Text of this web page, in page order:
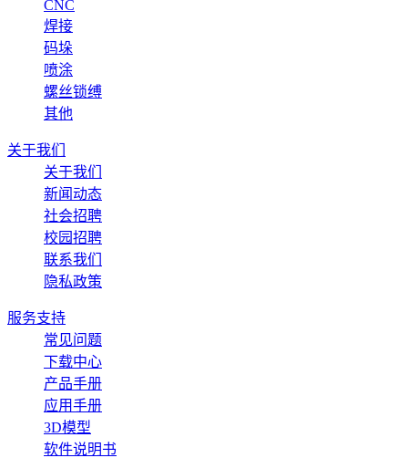
CNC
焊接
码垛
喷涂
螺丝锁缚
其他
关于我们
关于我们
新闻动态
社会招聘
校园招聘
联系我们
隐私政策
服务支持
常见问题
下载中心
产品手册
应用手册
3D模型
软件说明书